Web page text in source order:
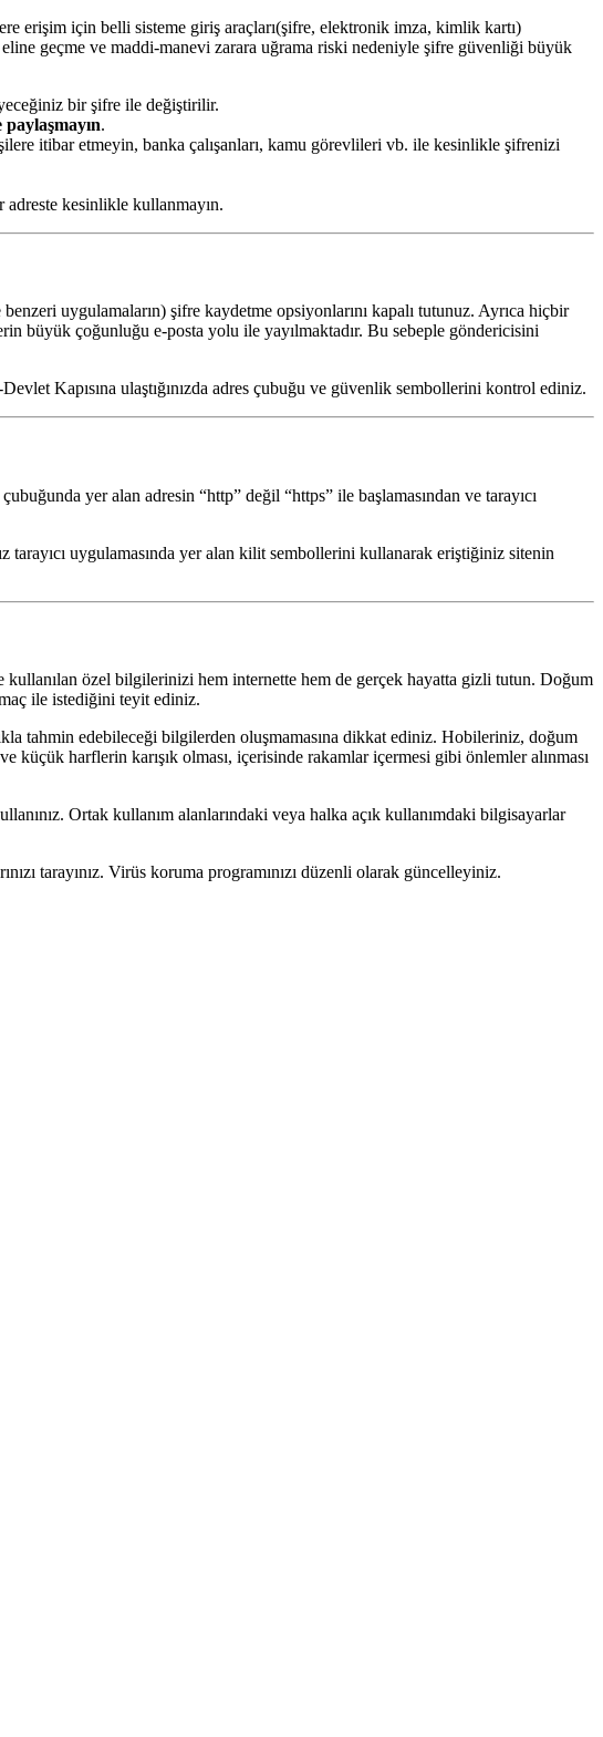
erişim için belli sisteme giriş araçları(şifre, elektronik imza, kimlik kartı)
geçme ve maddi-manevi zarara uğrama riski nedeniyle şifre güvenliği büyük
bir şifre ile değiştirilir.
paylaşmayın.
itibar etmeyin, banka çalışanları, kamu görevlileri vb. ile kesinlikle şifrenizi
adreste kesinlikle kullanmayın.
uygulamaların) şifre kaydetme opsiyonlarını kapalı tutunuz. Ayrıca hiçbir
büyük çoğunluğu e-posta yolu ile yayılmaktadır. Bu sebeple göndericisini
Kapısına ulaştığınızda adres çubuğu ve güvenlik sembollerini kontrol ediniz.
yer alan adresin “http” değil “https” ile başlamasından ve tarayıcı
tarayıcı uygulamasında yer alan kilit sembollerini kullanarak eriştiğiniz sitenin
özel bilgilerinizi hem internette hem de gerçek hayatta gizli tutun. Doğum
ile istediğini teyit ediniz.
tahmin edebileceği bilgilerden oluşmamasına dikkat ediniz. Hobileriniz, doğum
harflerin karışık olması, içerisinde rakamlar içermesi gibi önlemler alınması
Ortak kullanım alanlarındaki veya halka açık kullanımdaki bilgisayarlar
tarayınız. Virüs koruma programınızı düzenli olarak güncelleyiniz.